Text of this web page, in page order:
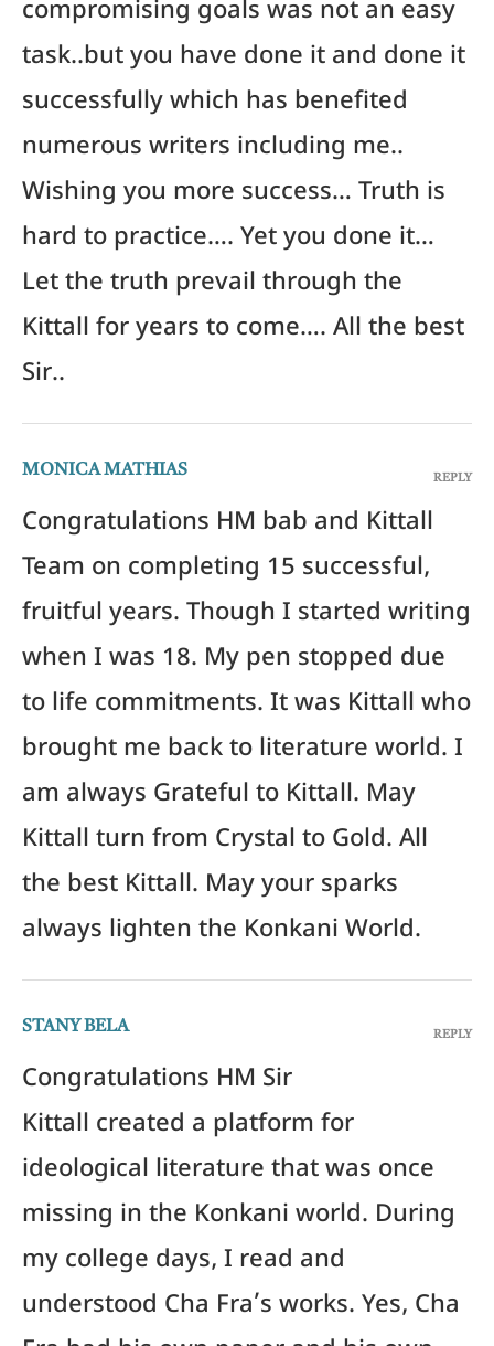
compromising goals was not an easy
task..but you have done it and done it
successfully which has benefited
numerous writers including me..
Wishing you more success… Truth is
hard to practice…. Yet you done it…
Let the truth prevail through the
Kittall for years to come…. All the best
Sir..
MONICA MATHIAS
Congratulations HM bab and Kittall
Team on completing 15 successful,
fruitful years. Though I started writing
when I was 18. My pen stopped due
to life commitments. It was Kittall who
brought me back to literature world. I
am always Grateful to Kittall. May
Kittall turn from Crystal to Gold. All
the best Kittall. May your sparks
always lighten the Konkani World.
REPLY
STANY BELA
Congratulations HM Sir
Kittall created a platform for
ideological literature that was once
missing in the Konkani world. During
my college days, I read and
understood Cha Fra’s works. Yes, Cha
REPLY